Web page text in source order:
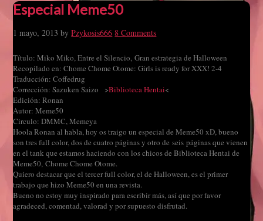
Especial Meme50
1 mayo, 2013 byPzykosis666 8 Comments
Título: Miko Miko, Entre el Silencio, Gran estrategia de Halloween
Recopilado en: Chome Chome Otome: Girls is ready for XXX! 2-4
Traducción: Coffedrug
Corrección: Sazuken Saizo >Biblioteca Hentai<
Edición: Ronan
Autor: Meme50
Circulo: DMMC, Memeya
Hoola Ronan al habla, hoy os traigo un especial de Meme50 xD, bueno
son tres full color, dos de cuatro páginas y otro de seis páginas que vienen
en el tank que estamos haciendo con los chicos de Biblioteca Hentai de
Meme50, Chome Chome Otome.
Quiero destacar que el tercer full color, el de Halloween, es el primer
trabajo que hizo Meme50 en una revista.
Bueno no estoy muy inspirado para escribir más, así que por favor
agradeced, comentad, valorad y por supuesto disfrutad.